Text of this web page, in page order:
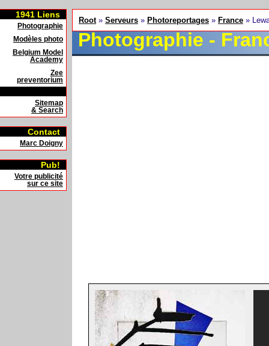
1941 Liens
Photographie
Modèles photo
Belgium Model
Academy
Zee
preventorium
Sitemap
& Search
Contact
Marc Doigny
Pub!
Votre publicité
sur ce site
Root» Serveurs » Photoreportages » France »
Photographie -